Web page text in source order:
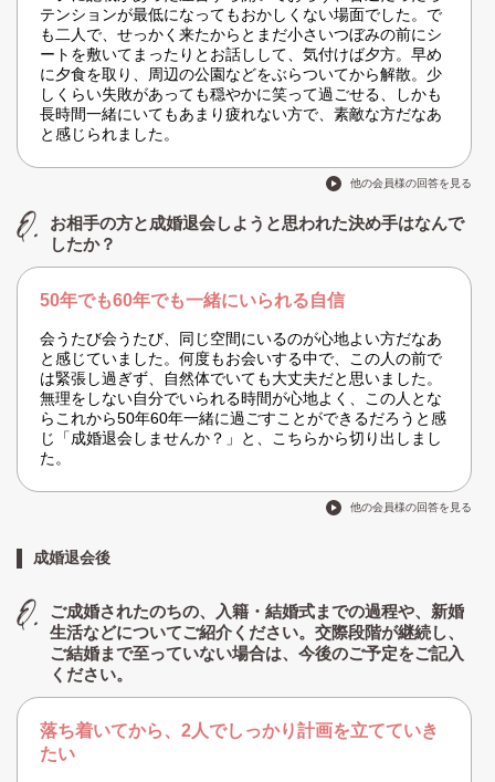
テンションが最低になってもおかしくない場面でした。で
も二人で、せっかく来たからとまだ小さいつぼみの前にシ
ートを敷いてまったりとお話しして、気付けば夕方。早め
に夕食を取り、周辺の公園などをぶらついてから解散。少
しくらい失敗があっても穏やかに笑って過ごせる、しかも
長時間一緒にいてもあまり疲れない方で、素敵な方だなあ
と感じられました。
他の会員様の回答を見る
お相手の方と成婚退会しようと思われた決め手はなんで
したか？
50年でも60年でも一緒にいられる自信
会うたび会うたび、同じ空間にいるのが心地よい方だなあ
と感じていました。何度もお会いする中で、この人の前で
は緊張し過ぎず、自然体でいても大丈夫だと思いました。
無理をしない自分でいられる時間が心地よく、この人とな
らこれから50年60年一緒に過ごすことができるだろうと感
じ「成婚退会しませんか？」と、こちらから切り出しまし
た。
他の会員様の回答を見る
成婚退会後
ご成婚されたのちの、入籍・結婚式までの過程や、新婚
生活などについてご紹介ください。交際段階が継続し、
ご結婚まで至っていない場合は、今後のご予定をご記入
ください。
落ち着いてから、2人でしっかり計画を立てていき
たい